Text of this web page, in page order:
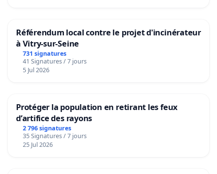
Référendum local contre le projet d'incinérateur
à Vitry-sur-Seine
731 signatures
41 Signatures / 7 jours
5 Jul 2026
Protéger la population en retirant les feux
d’artifice des rayons
2 796 signatures
35 Signatures / 7 jours
25 Jul 2026